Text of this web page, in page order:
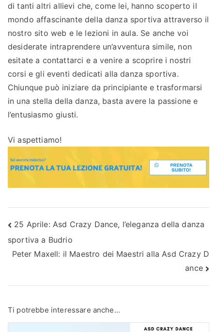
di tanti altri allievi che, come lei, hanno scoperto il
mondo affascinante della danza sportiva attraverso il
nostro sito web e le lezioni in aula. Se anche voi
desiderate intraprendere un’avventura simile, non
esitate a contattarci e a venire a scoprire i nostri
corsi e gli eventi dedicati alla danza sportiva.
Chiunque può iniziare da principiante e trasformarsi
in una stella della danza, basta avere la passione e
l’entusiasmo giusti.
Vi aspettiamo!
Navigazione
articoli
25 Aprile: Asd Crazy Dance, l’eleganza della danza
sportiva a Budrio
Peter Maxell: il Maestro dei Maestri alla Asd Crazy D
ance
Ti potrebbe interessare anche...